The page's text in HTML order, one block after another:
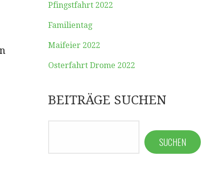
Pfingstfahrt 2022
Familientag
Maifeier 2022
Osterfahrt Drome 2022
BEITRÄGE SUCHEN
SUCHEN